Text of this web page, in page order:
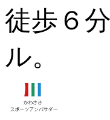
徒歩６
ル。